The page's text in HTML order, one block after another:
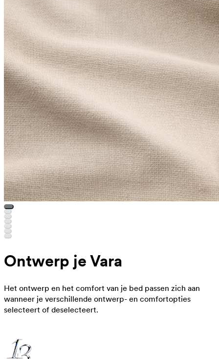
Ontwerp je Vara
Het ontwerp en het comfort van je bed passen zich aan
wanneer je verschillende ontwerp- en comfortopties
selecteert of deselecteert.